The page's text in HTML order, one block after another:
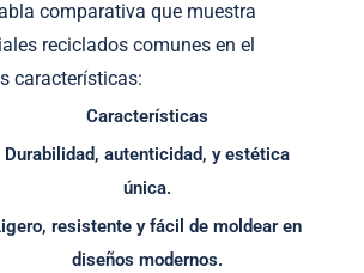
comparativa que muestra
reciclados comunes en el
características:
Características
Durabilidad, autenticidad, y estética
única.
resistente y fácil de moldear en
diseños modernos.